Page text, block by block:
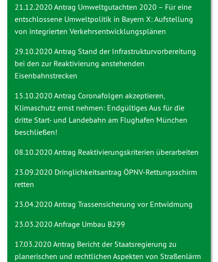
21.12.2020 Antrag Umweltgutachten 2020 – Für eine
entschlossene Umweltpolitik in Bayern X: Aufstellung
von integrierten Verkehrsentwicklungsplänen
29.10.2020 Antrag Stand der Infrastrukturvorbereitung
bei den zur Reaktivierung anstehenden
Eisenbahnstrecken
15.10.2020 Antrag Coronafolgen akzeptieren,
Klimaschutz ernst nehmen: Endgültiges Aus für die
dritte Start- und Landebahn am Flughafen München
beschließen!
08.10.2020 Antrag Reaktivierungskriterien überarbeiten
23.09.2020 Dringlichkeitsantrag ÖPNV-Rettungsschirm
retten
23.04.2020 Antrag Trassensicherung vor Entwidmung
23.03.2020 Anfrage Umbau B299
17.03.2020 Antrag Bericht der Staatsregierung zu
planerischen und rechtlichen Aspekten von Straßenlärm